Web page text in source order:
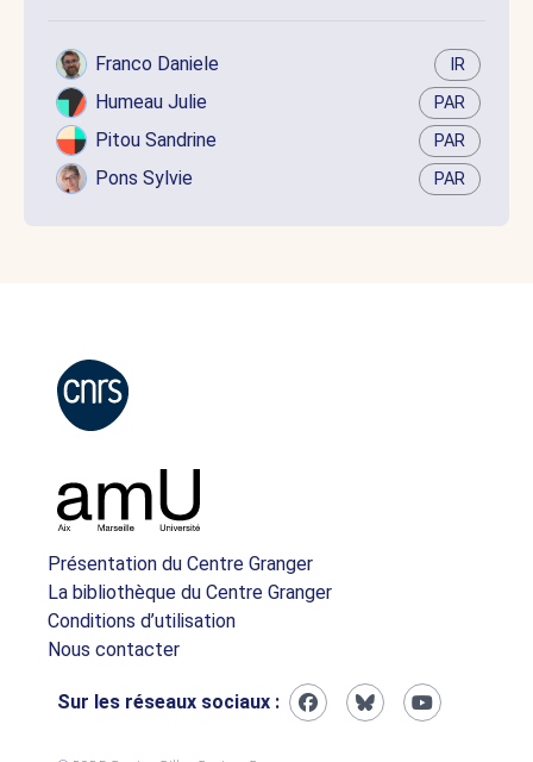
Franco Daniele IR
Humeau Julie PAR
Pitou Sandrine PAR
Pons Sylvie PAR
Présentation du Centre Granger
La bibliothèque du Centre Granger
Conditions d’utilisation
Nous contacter
Sur les réseaux sociaux :